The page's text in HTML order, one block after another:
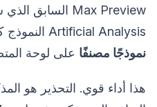
Artificial Analysis النموذج كـ
نموذجًا مصنفًا على لوحة
هذا أداء قوي. التحذير هو